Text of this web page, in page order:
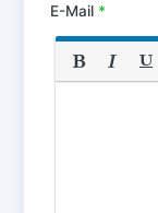
E-Mail *